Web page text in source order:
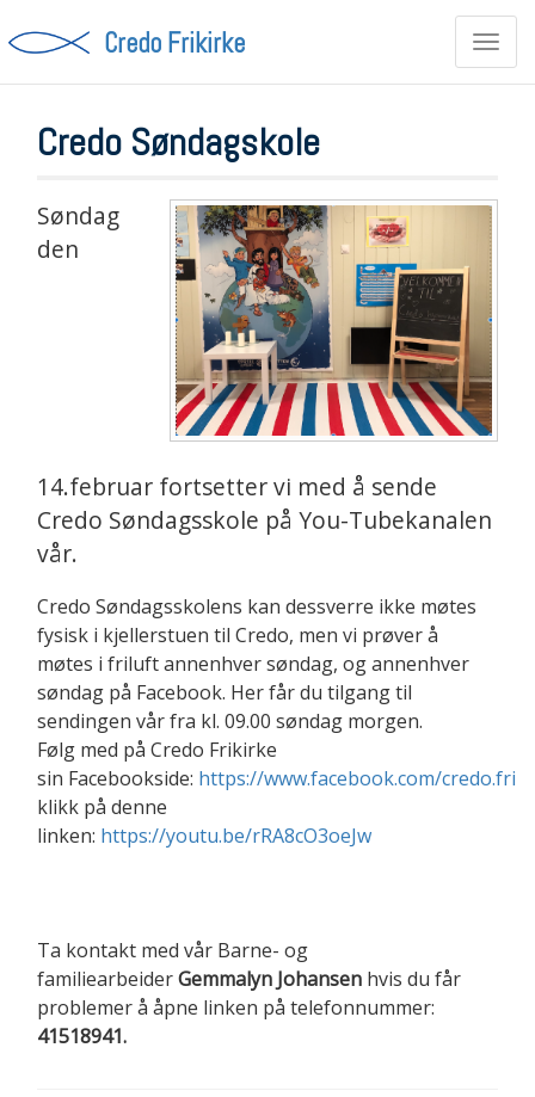
Credo Frikirke
Credo Søndagskole
Søndag
den
14.februar fortsetter vi med å sende
Credo Søndagsskole på You-Tubekanalen
vår.
Credo Søndagsskolens kan dessverre ikke møtes
fysisk i kjellerstuen til Credo, men vi prøver å
møtes i friluft annenhver søndag, og annenhver
søndag på Facebook. Her får du tilgang til
sendingen vår fra kl. 09.00 søndag morgen.
Følg med på Credo Frikirke
sin Facebookside: https://www.facebook.com/
klikk på denne
linken: https://youtu.be/rRA8cO3oeJw
Ta kontakt med vår Barne- og
familiearbeiderGemmalyn Johansen hvis du får
problemer å åpne linken på telefonnummer:
41518941.